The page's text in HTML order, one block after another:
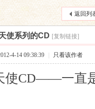
返回列
使系列的CD [复制链接]
4-14 09:38:39 只看该作者
使CD——一直